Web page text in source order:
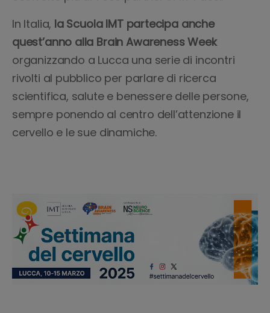
In Italia, la Scuola IMT partecipa anche
quest’anno alla Brain Awareness Week
organizzando a Lucca una serie di incontri
rivolti al pubblico per parlare di ricerca
scientifica, salute e benessere delle persone,
sempre ponendo al centro dell’attenzione il
cervello e le sue dinamiche.